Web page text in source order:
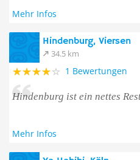
Mehr Infos
Hindenburg, Viersen
34.5 km
1 Bewertungen
Hindenburg ist ein nettes
Mehr Infos